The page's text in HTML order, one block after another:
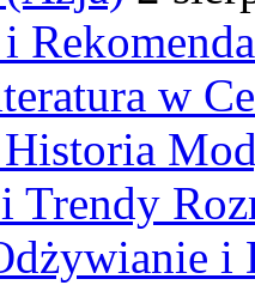
w
Trendy
i